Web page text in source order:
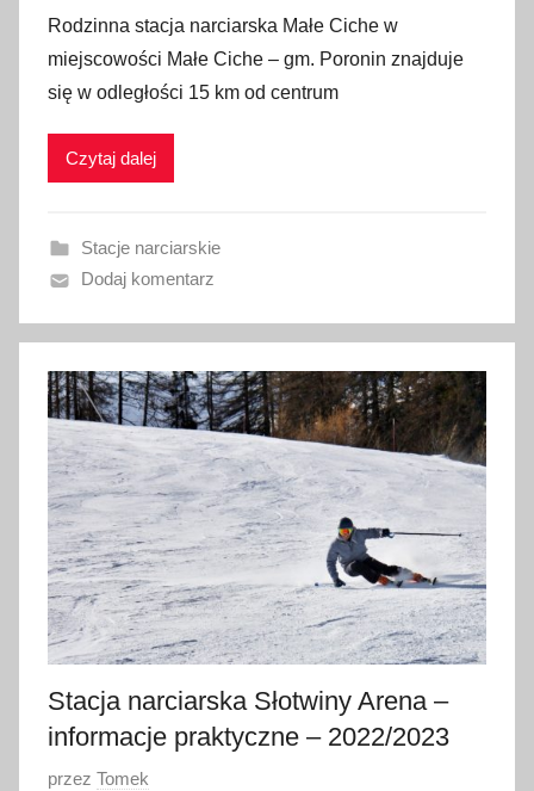
u
b
l
i
a
n
1
5
s
t
y
c
z
n
i
a
0
0
Rodzinna stacja narciarska Małe Ciche w
miejscowości Małe Ciche – gm. Poronin znajduje
się w odległości 15 km od centrum
Czytaj dalej
Stacje narciarskie
Dodaj komentarz
Stacja narciarska Słotwiny Arena –
informacje praktyczne – 2022/2023
O
przez Tomek